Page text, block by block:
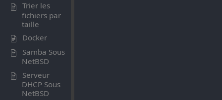
Trier les
fichiers par
taille
Docker
Samba Sous
NetBSD
Serveur
DHCP Sous
NetBSD